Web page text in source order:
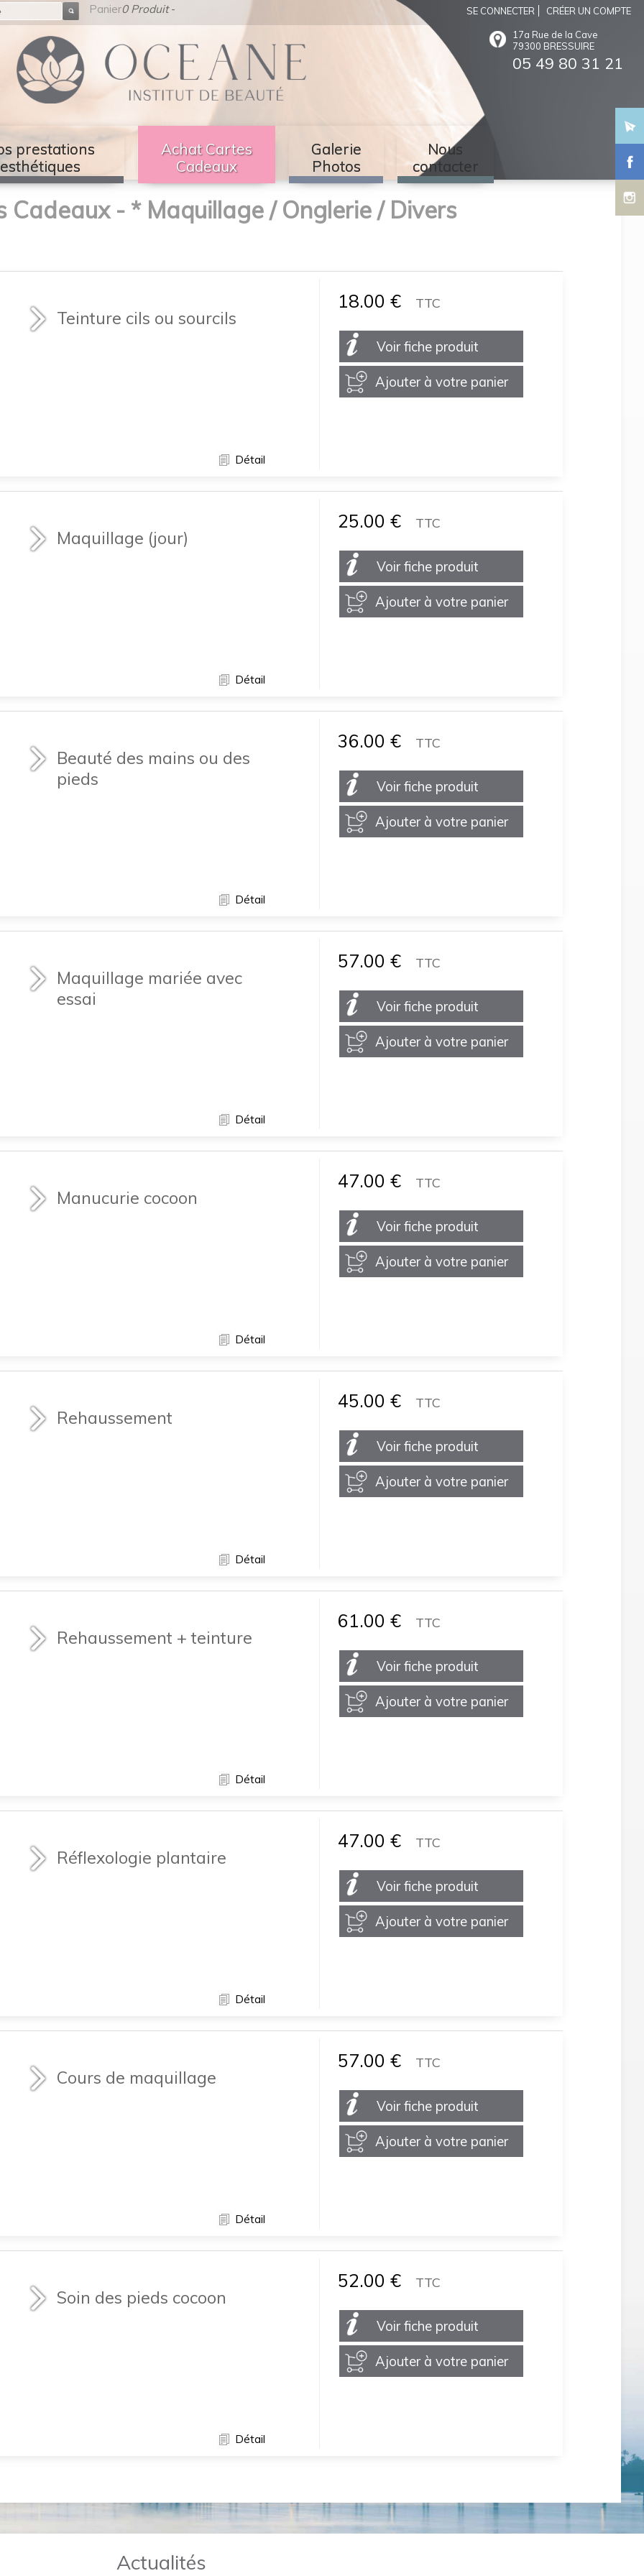
05 49 80 31 21
17a Rue de la Cave
79300 BRESSUIRE
prestations
esthétiques
Achat Cartes
Cadeaux
Galerie
Photos
Nous
contacter
Panier0 Produit- SE CONNECTER CRÉER UN COMPTE
Cadeaux - * Maquillage / Onglerie / Divers
Teinture cils ou sourcils
Détail
18.00 € TTC
Voir fiche produit
Ajouter à votre panier
Maquillage (jour)
Détail
25.00 € TTC
Voir fiche produit
Ajouter à votre panier
Beauté des mains ou des
pieds
Détail
36.00 € TTC
Voir fiche produit
Ajouter à votre panier
Maquillage mariée avec
essai
Détail
57.00 € TTC
Voir fiche produit
Ajouter à votre panier
Manucurie cocoon
Détail
47.00 € TTC
Voir fiche produit
Ajouter à votre panier
Rehaussement
Détail
45.00 € TTC
Voir fiche produit
Ajouter à votre panier
Rehaussement + teinture
Détail
61.00 € TTC
Voir fiche produit
Ajouter à votre panier
Réflexologie plantaire
Détail
47.00 € TTC
Voir fiche produit
Ajouter à votre panier
Cours de maquillage
Détail
57.00 € TTC
Voir fiche produit
Ajouter à votre panier
Soin des pieds cocoon
Détail
52.00 € TTC
Voir fiche produit
Ajouter à votre panier
Actualités